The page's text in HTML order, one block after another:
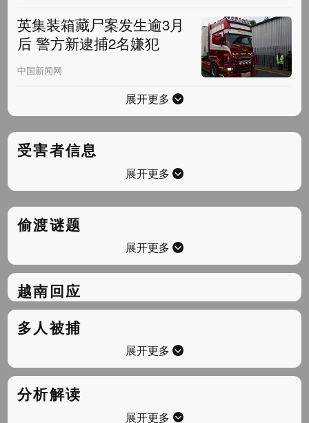
英集装箱藏尸案发生逾3月
后 警方新逮捕2名嫌犯
中国新闻网
展开更多
受害者信息
展开更多
偷渡谜题
展开更多
越南回应
多人被捕
展开更多
分析解读
展开更多